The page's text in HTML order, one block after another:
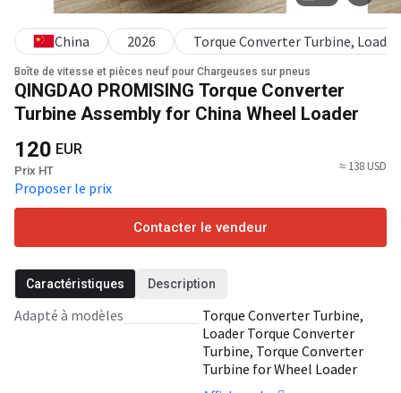
Boîte de vitesse et pièces neuf pour Chargeuses sur pneus
QINGDAO PROMISING Torque Converter
Turbine Assembly for China Wheel Loader
China 2026 Torque Converter Turbine,
120 EUR
Prix HT
Proposer le prix
≈ 138 USD
Contacter le vendeur
Caractéristiques Description
Adapté à modèles
Torque Converter Turbine,
Loader Torque Converter
Turbine, Torque Converter
Turbine for Wheel Loader
ZL20F, Torque Converter